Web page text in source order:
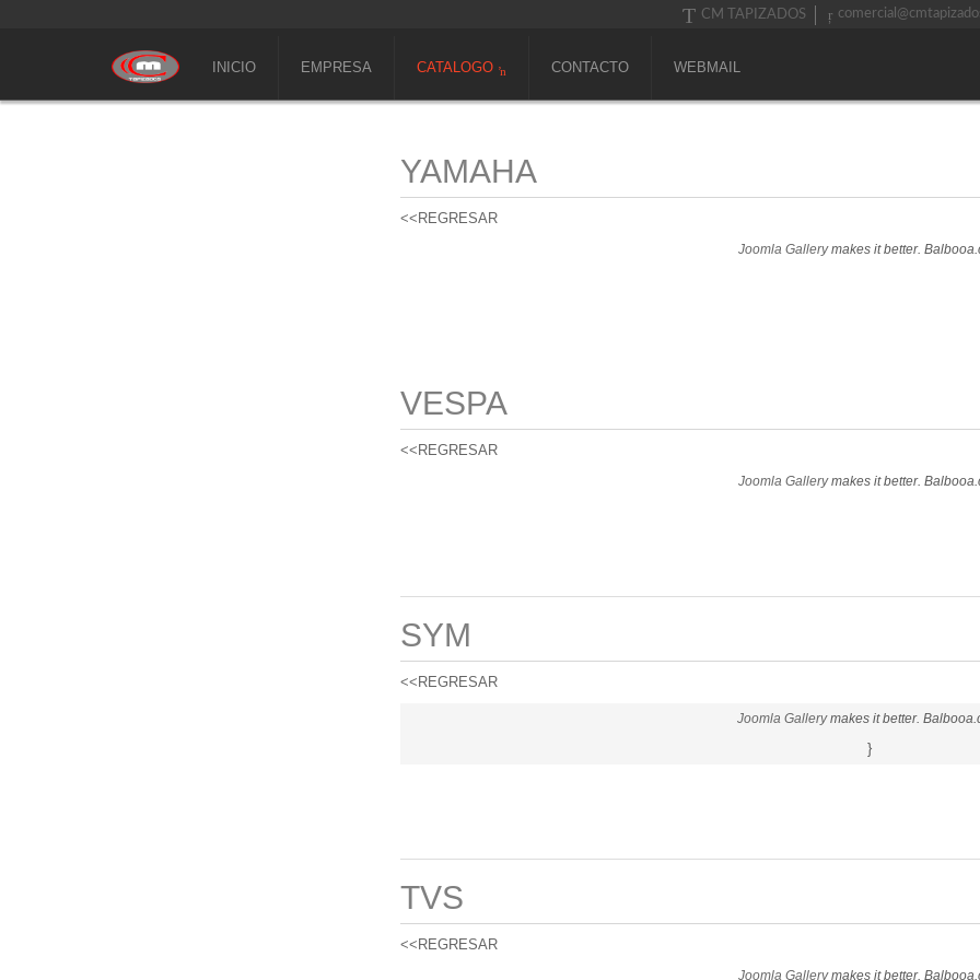
CM TAPIZADOS
INICIO EMPRESA CATALOGO CONTACTO WEBMAIL
YAMAHA
<<REGRESAR
Joomla Gallerymakes it better.
VESPA
<<REGRESAR
Joomla Gallerymakes it better.
SYM
<<REGRESAR
Joomla Gallerymakes it better.
}
TVS
<<REGRESAR
Joomla Gallerymakes it better.